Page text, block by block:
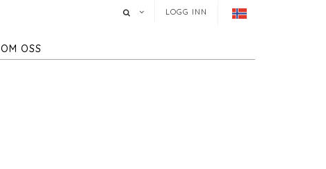
LOGG INN
OM OSS